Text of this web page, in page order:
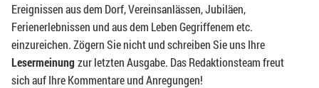
Ereignissen aus dem Dorf, Vereinsanlässen, Jubiläen,
Ferienerlebnissen und aus dem Leben Gegriffenem etc.
einzureichen. Zögern Sie nicht und schreiben Sie uns Ihre
Lesermeinung zur letzten Ausgabe. Das Redaktionsteam freut
sich auf Ihre Kommentare und Anregungen!